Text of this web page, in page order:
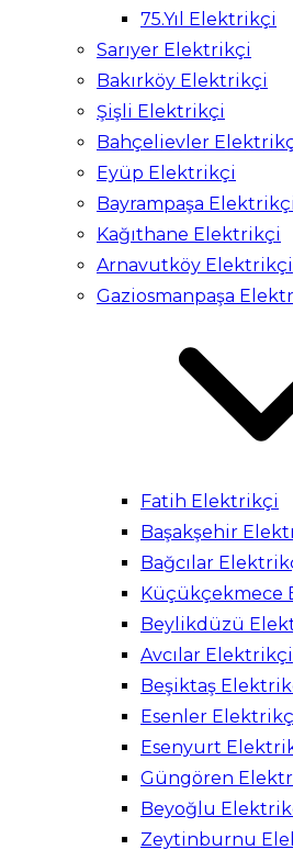
75.Yıl Elektrikçi
Sarıyer Elektrikçi
Bakırköy Elektrikçi
Şişli Elektrikçi
Bahçelievler
Eyüp Elektrikçi
Bayrampaşa Elektrikçi
Kağıthane Elektrikçi
Arnavutköy Elektrikçi
Gaziosmanpaşa
Fatih Elektrikçi
Başakşehir
Bağcılar
Küçükçekmece
Beylikdüzü
Avcılar Elektrikçi
Beşiktaş
Esenler
Esenyurt
Güngören
Beyoğlu
Zeytinburnu